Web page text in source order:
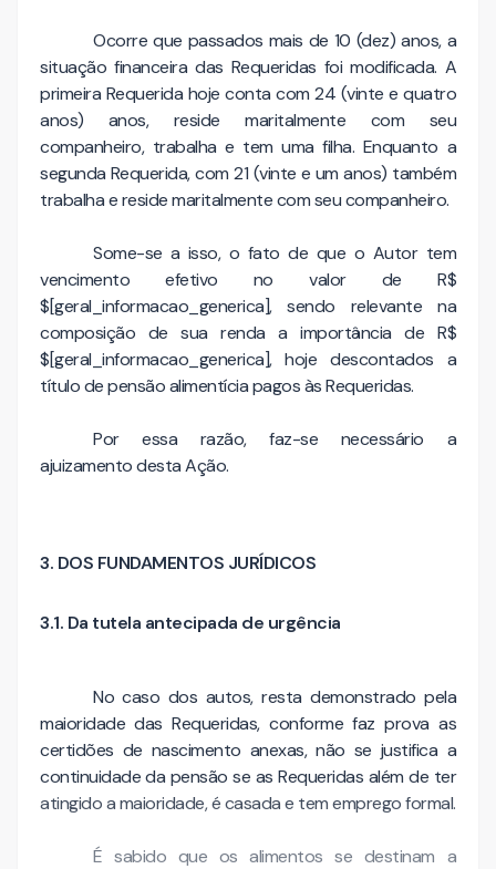
Ocorre que passados mais de 10 (dez) anos, a
situação financeira das Requeridas foi modificada. A
primeira Requerida hoje conta com 24 (vinte e quatro
anos) anos, reside maritalmente com seu
companheiro, trabalha e tem uma filha. Enquanto a
segunda Requerida, com 21 (vinte e um anos) também
trabalha e reside maritalmente com seu companheiro.
Some-se a isso, o fato de que o Autor tem
vencimento efetivo no valor de R$
$[geral_informacao_generica], sendo relevante na
composição de sua renda a importância de R$
$[geral_informacao_generica], hoje descontados a
título de pensão alimentícia pagos às Requeridas.
Por essa razão, faz-se necessário a
ajuizamento desta Ação.
3. DOS FUNDAMENTOS JURÍDICOS
3.1. Da tutela antecipada de urgência
No caso dos autos, resta demonstrado pela
maioridade das Requeridas, conforme faz prova as
certidões de nascimento anexas, não se justifica a
continuidade da pensão se as Requeridas além de ter
atingido a maioridade, é casada e tem emprego formal.
É sabido que os alimentos se destinam a